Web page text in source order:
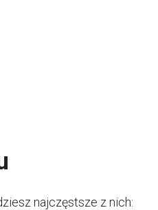
najczęstsze z nich: